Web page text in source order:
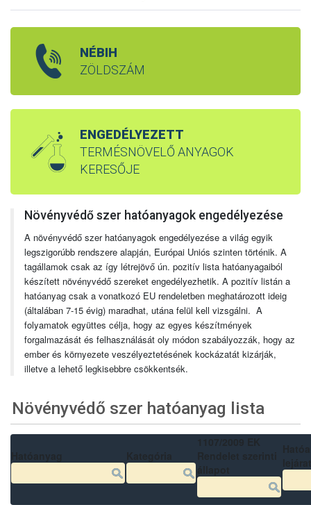
NÉBIH
ZÖLDSZÁM
ENGEDÉLYEZETT
TERMÉSNÖVELŐ ANYAGOK
KERESŐJE
Növényvédő szer hatóanyagok engedélyezése
A növényvédő szer hatóanyagok engedélyezése a világ egyik
legszigorúbb rendszere alapján, Európai Uniós szinten történik. A
tagállamok csak az így létrejövő ún. pozitív lista hatóanyagaiból
készített növényvédő szereket engedélyezhetik. A pozitív listán a
hatóanyag csak a vonatkozó EU rendeletben meghatározott ideig
(általában 7-15 évig) maradhat, utána felül kell vizsgálni. A
folyamatok együttes célja, hogy az egyes készítmények
forgalmazását és felhasználását oly módon szabályozzák, hogy az
ember és környezete veszélyeztetésének kockázatát kizárják,
illetve a lehető legkisebbre csökkentsék.
Növényvédő szer hatóanyag lista